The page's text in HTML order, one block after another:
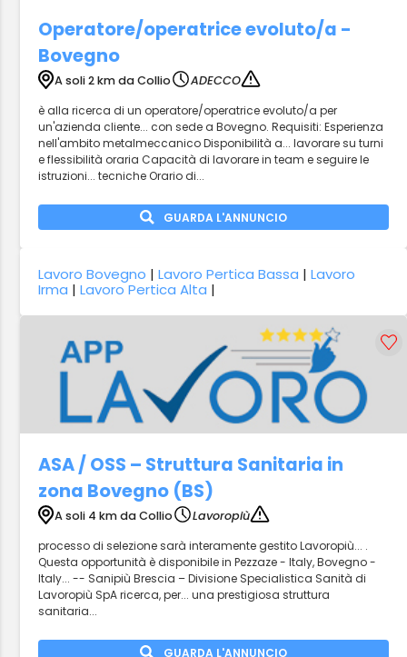
Operatore/operatrice evoluto/a -
Bovegno
A soli 2 km da Collio
ADECCO
è alla ricerca di un operatore/operatrice evoluto/a per
un'azienda cliente... con sede a Bovegno. Requisiti: Esperienza
nell'ambito metalmeccanico Disponibilità a... lavorare su turni
e flessibilità oraria Capacità di lavorare in team e seguire le
istruzioni... tecniche Orario di...
GUARDA L'ANNUNCIO
Lavoro Bovegno |Lavoro Pertica Bassa |Lavoro
Irma |Lavoro Pertica Alta |
ASA / OSS – Struttura Sanitaria in
zona Bovegno (BS)
A soli 4 km da Collio
Lavoropiù
processo di selezione sarà interamente gestito Lavoropiù... .
Questa opportunità è disponibile in Pezzaze - Italy, Bovegno -
Italy... -- Sanipiù Brescia – Divisione Specialistica Sanità di
Lavoropiù SpA ricerca, per... una prestigiosa struttura
sanitaria...
GUARDA L'ANNUNCIO